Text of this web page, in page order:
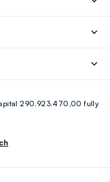
290.923.470,00 fully